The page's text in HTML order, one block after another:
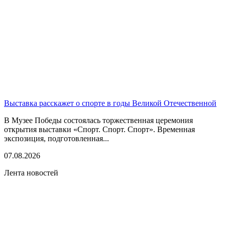
Выставка расскажет о спорте в годы Великой Отечественной
В Музее Победы состоялась торжественная церемония
открытия выставки «Спорт. Спорт. Спорт». Временная
экспозиция, подготовленная...
07.08.2026
Лента новостей